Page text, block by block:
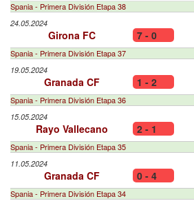
Spania - Primera División Etapa 38
24.05.2024
Girona FC 7 - 0
Spania - Primera División Etapa 37
19.05.2024
Granada CF 1 - 2
Spania - Primera División Etapa 36
15.05.2024
Rayo Vallecano 2 - 1
Spania - Primera División Etapa 35
11.05.2024
Granada CF 0 - 4
Spania - Primera División Etapa 34